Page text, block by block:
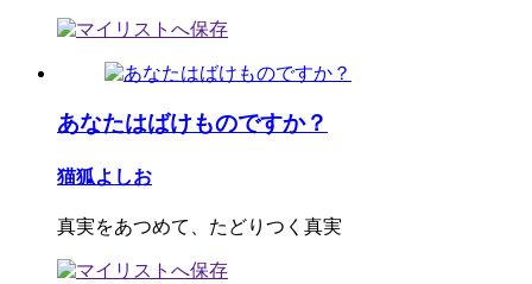
あなたはばけものですか？
猫狐よしお
真実をあつめて、たどりつく真実